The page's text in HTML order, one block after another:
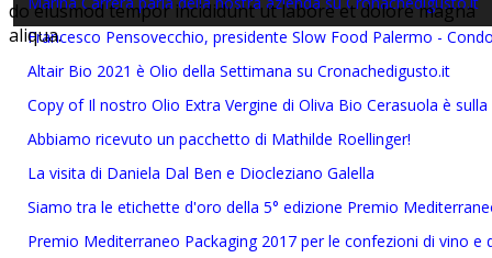
Francesco Pensovecchio, presidente Slow Food Palermo -
Altair Bio 2021 è Olio della Settimana su Cronachedigusto.it
Copy of Il nostro Olio Extra Vergine di Oliva Bio Cerasuola è
Abbiamo ricevuto un pacchetto di Mathilde Roellinger!
La visita di Daniela Dal Ben e Diocleziano Galella
Siamo tra le etichette d'oro della 5° edizione Premio
Premio Mediterraneo Packaging 2017 per le confezioni di vino e
do eiusmod tempor incididunt ut labore et dolore magna
aliqua.